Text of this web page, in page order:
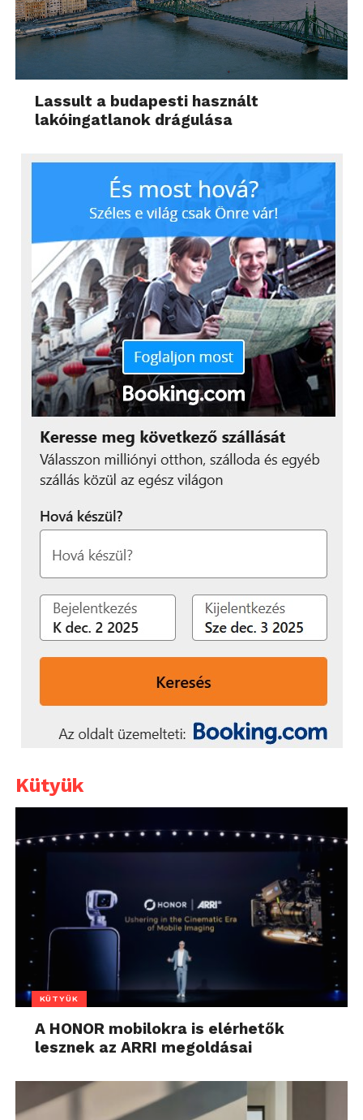
Lassult a budapesti használt
lakóingatlanok drágulása
Kütyük
KÜTYÜK
A HONOR mobilokra is elérhetők
lesznek az ARRI megoldásai